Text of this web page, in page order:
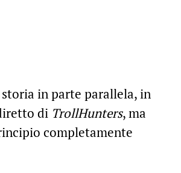
storia in parte parallela, in
di TrollHunters, ma
completamente